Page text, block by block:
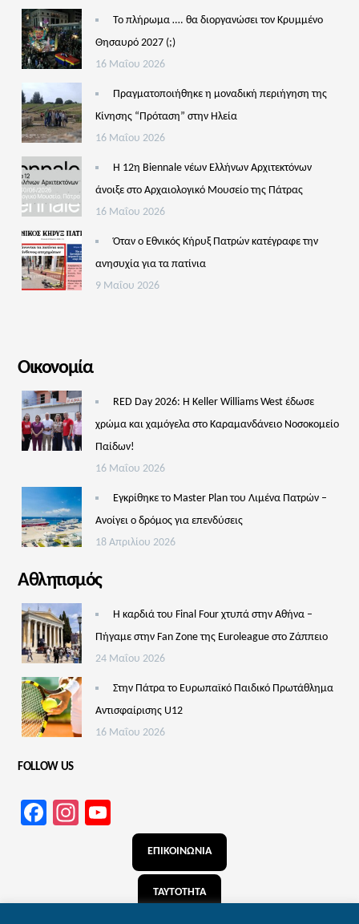
Το πλήρωμα …. θα διοργανώσει τον Κρυμμένο
Θησαυρό 2027 (;)
16 Μαΐου 2026
Πραγματοποιήθηκε η μοναδική περιήγηση της
Κίνησης “Πρόταση” στην Ηλεία
16 Μαΐου 2026
Η 12η Biennale νέων Ελλήνων Αρχιτεκτόνων
άνοιξε στο Αρχαιολογικό Μουσείο της Πάτρας
16 Μαΐου 2026
Όταν ο Εθνικός Κήρυξ Πατρών κατέγραφε την
ανησυχία για τα πατίνια
9 Μαΐου 2026
Οικονομία
RED Day 2026: Η Keller Williams West έδωσε
χρώμα και χαμόγελα στο Καραμανδάνειο Νοσοκομείο
Παίδων!
16 Μαΐου 2026
Εγκρίθηκε το Master Plan του Λιμένα Πατρών –
Aνοίγει ο δρόμος για επενδύσεις
18 Απριλίου 2026
Αθλητισμός
Η καρδιά του Final Four χτυπά στην Αθήνα –
Πήγαμε στην Fan Zone της Euroleague στο Ζάππειο
24 Μαΐου 2026
Στην Πάτρα το Ευρωπαϊκό Παιδικό Πρωτάθλημα
Αντισφαίρισης U12
16 Μαΐου 2026
FOLLOW US
Facebook
Instagram
Channel
ΕΠΙΚΟΙΝΩΝΙΑ
ΤΑΥΤΟΤΗΤΑ